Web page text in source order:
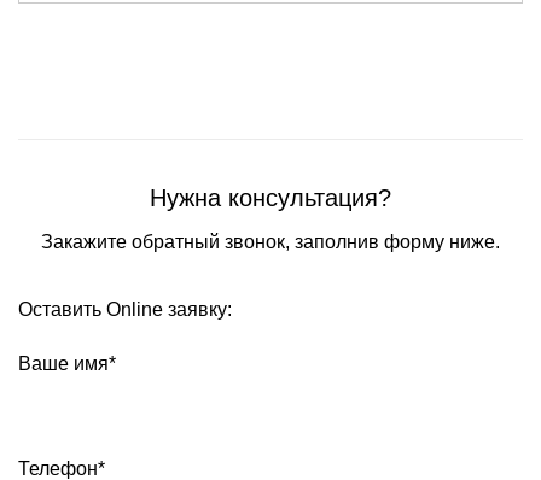
Нужна консультация?
Закажите обратный звонок, заполнив форму ниже.
Оставить Online заявку:
Ваше имя*
Телефон*